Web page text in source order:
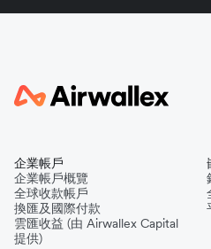
企業帳戶
企業帳戶概覽
全球收款帳戶
換匯及國際付款
雲匯收益 (由 Airwallex Capital
提供)